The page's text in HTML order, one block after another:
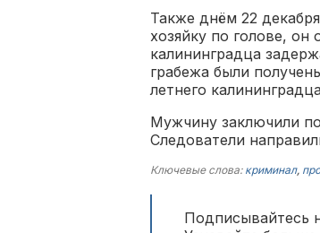
Также днём 22
хозяйку по голове, он
калининградца
грабежа были
летнего
Мужчину заключили
Следователи
Ключевые слова: криминал,
Подписывайтесь